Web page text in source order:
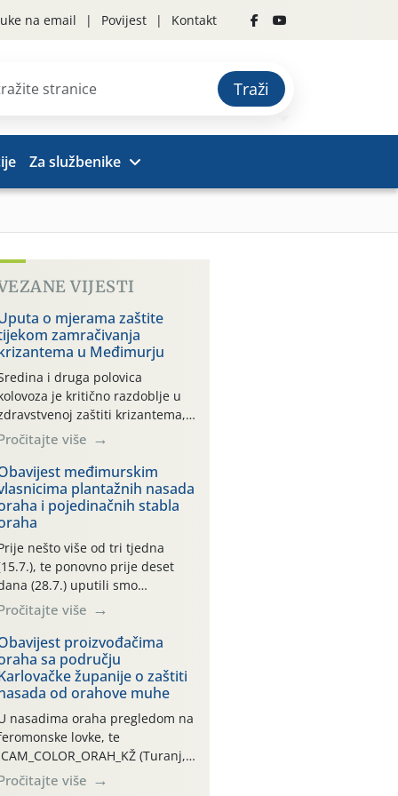
na email Povijest Kontakt
Traži
Za službenike
VIJESTI
o mjerama zaštite
zamračivanja
u Međimurju
i druga polovica
je kritično razdoblje u
zaštiti krizantema,
prije zamračivanja u proteklom
smo mjesecu tri puta upućivali
o preventivnim
zaštite krizantema od
uzročnika bolesti,
i fito-fagnih grinja (23.7.,
06.7.)! Na početku ovog
je zabilježeno je
i ekstremno vruće
razdoblje, uz
temperature […]
više
međimurskim
plantažnih nasada
i pojedinačnih stabla
nešto više od tri tjedna
te ponovno prije deset
(28.7.) uputili smo
vlasnicima plantažnih
nasada oraha i pojedinačnih
o početku leta i
potrebi usmjerenog
orahove muhe
completa)! Već
dana traje drugi
“toplinski udar”, koji
naročito izražen zadnja šest
(31.7.-05.8.), jer najviše
zraka svakodnevno
više
proizvođačima
sa području
županije o zaštiti
od orahove muhe
nasadima oraha pregledom na
lovke, te
CAM_COLOR_ORAH_KŽ (Turanj,
zabilježena je mala
više